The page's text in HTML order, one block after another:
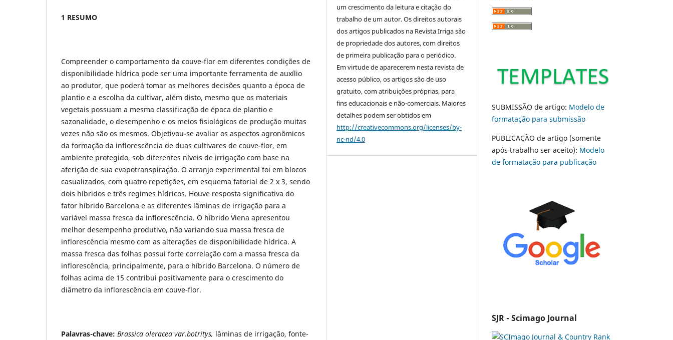
1 RESUMO
Compreender o comportamento da couve-flor em diferentes condições de
disponibilidade hídrica pode ser uma importante ferramenta de auxílio
ao produtor, que poderá tomar as melhores decisões quanto a época de
plantio e a escolha da cultivar, além disto, mesmo que os materiais
vegetais possuam a mesma classificação de época de plantio e
sazonalidade, o desempenho e os meios fisiológicos de produção muitas
vezes não são os mesmos. Objetivou-se avaliar os aspectos agronômicos
da formação da inflorescência de duas cultivares de couve-flor, em
ambiente protegido, sob diferentes níveis de irrigação com base na
aferição de sua evapotranspiração. O arranjo experimental foi em blocos
casualizados, com quatro repetições, em esquema fatorial de 2 x 3, sendo
dois híbridos e três regimes hídricos. Houve resposta significativa do
fator híbrido Barcelona e as diferentes lâminas de irrigação para a
variável massa fresca da inflorescência. O híbrido Viena apresentou
melhor desempenho produtivo, não variando sua massa fresca de
inflorescência mesmo com as alterações de disponibilidade hídrica. A
massa fresca das folhas possui forte correlação com a massa fresca da
inflorescência, principalmente, para o híbrido Barcelona. O número de
folhas acima de 15 contribui positivamente para o crescimento do
diâmetro da inflorescência em couve-flor.
Palavras-chave: Brassica oleracea var.botritys, lâminas de irrigação, fonte-
um crescimento da leitura e citação do
trabalho de um autor. Os direitos autorais
dos artigos publicados na Revista Irriga são
de propriedade dos autores, com direitos
de primeira publicação para o periódico.
Em virtude de aparecerem nesta revista de
acesso público, os artigos são de uso
gratuito, com atribuições próprias, para
fins educacionais e não-comerciais. Maiores
detalhes podem ser obtidos em
http://creativecommons.org/licenses/by-
nc-nd/4.0
SUBMISSÃO de artigo: Modelo de
formatação para submissão
PUBLICAÇÃO de artigo (somente
após trabalho ser aceito): Modelo
de formatação para publicação
SJR - Scimago Journal